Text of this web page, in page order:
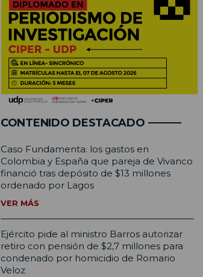
CONTENIDO DESTACADO
Caso Fundamenta: los gastos en
Colombia y España que pareja de Vivanco
financió tras depósito de $13 millones
ordenado por Lagos
VER MÁS
Ejército pide al ministro Barros autorizar
retiro con pensión de $2,7 millones para
condenado por homicidio de Romario
Veloz